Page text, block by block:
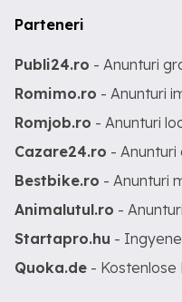
Parteneri
Publi24.ro - Anunturi
Romimo.ro - Anunturi
Romjob.ro - Anunturi
Cazare24.ro -
Bestbike.ro - Anunturi
Animalutul.ro -
Startapro.hu -
Quoka.de - Kostenlose